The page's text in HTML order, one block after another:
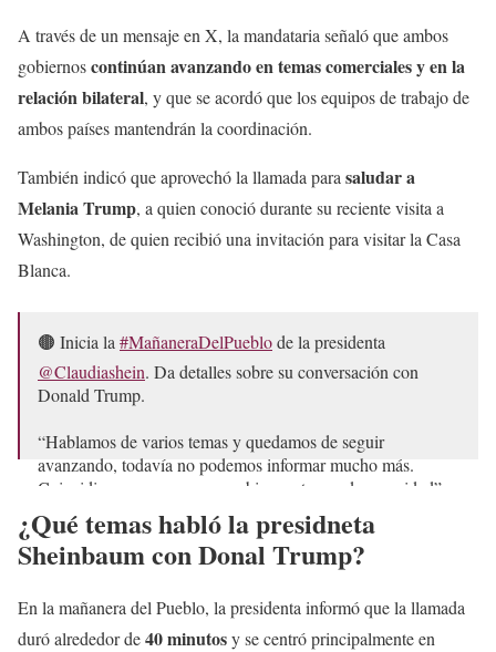
A través de un mensaje en X, la mandataria señaló que ambos
gobiernoscontinúan avanzando en temas comerciales y en la
relación bilateral, y que se acordó que los equipos de trabajo de
ambos países mantendrán la coordinación.
También indicó que aprovechó la llamada para saludar a
Melania Trump, a quien conoció durante su reciente visita a
Washington, de quien recibió una invitación para visitar la Casa
Blanca.
🟤 Inicia la #MañaneraDelPueblode la presidenta
@Claudiashein. Da detalles sobre su conversación con
Donald Trump.
“Hablamos de varios temas y quedamos de seguir
avanzando, todavía no podemos informar mucho más.
Coincidimos que vamos muy bien en temas de seguridad”,
asegura.…
pic.twitter.com/4oogKFlqJA
— Once Noticias (@OnceNoticiasTV)January 29, 2026
¿Qué temas habló la presidneta
Sheinbaum con Donal Trump?
En la mañanera del Pueblo, la presidenta informó que la llamada
duró alrededor de40 minutosy se centró principalmente en